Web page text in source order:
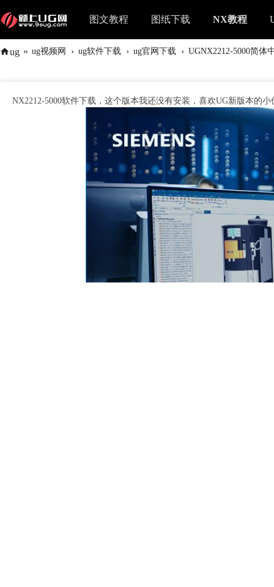
图文教程 图纸下载 NX教程
ug » ug视频网 › ug软件下载 › ug官网下载 › UGNX2212-5000简体
NX2212-5000软件下载，这个版本我还没有安装，喜欢UG新版本的